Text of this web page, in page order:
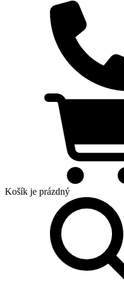
Košík je prázdný